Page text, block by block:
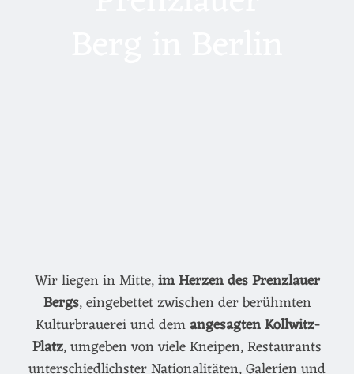
Wir liegen in Mitte,im Herzen des Prenzlauer
Bergs, eingebettet zwischen der berühmten
Kulturbrauerei und demangesagten Kollwitz-
Platz, umgeben von viele Kneipen, Restaurants